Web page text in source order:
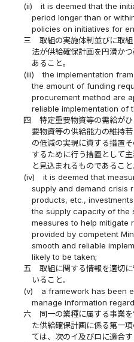
(ii)
it is deemed that the
period longer than or
policies on initiatives for
三
取組の実施体制並びに取
法が供給確保計画を円滑か
あること。
(iii)
the implementation
the amount of funding
procurement method are
reliable implementation of
四
特定重要物資等の需給が
要物資等の供給能力の維持
の低減の実現に資する措置
するために行う措置として
と見込まれるものであること
(iv)
it is deemed that
supply and demand crisis
products, etc.,
the supply capacity of the
measures to help mitigate
provided by competent
smooth and reliable
likely to be taken;
五
取組に関する情報を適切
いること。
(v)
a framework has been
manage information
六
同一の業種に属する事業
た供給確保計画に係る第一
ては、次のイ及びロに適合す